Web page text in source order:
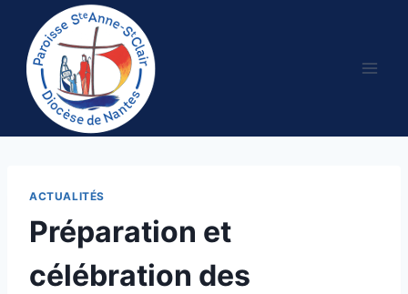
contenu
ACTUALITÉS
Préparation et
célébration des